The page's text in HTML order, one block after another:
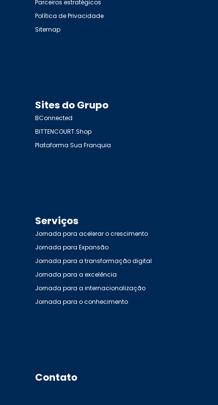
Parceiros estratégicos
Política de Privacidade
Sitemap
Sites do Grupo
BConnected
BITTENCOURT.Shop
Plataforma Sua Franquia
Serviços
Jornada para acelerar o crescimento
Jornada para Expansão
Jornada para a transformação digital
Jornada para a excelência
Jornada para a internacionalização
Jornada para o conhecimento
Contato